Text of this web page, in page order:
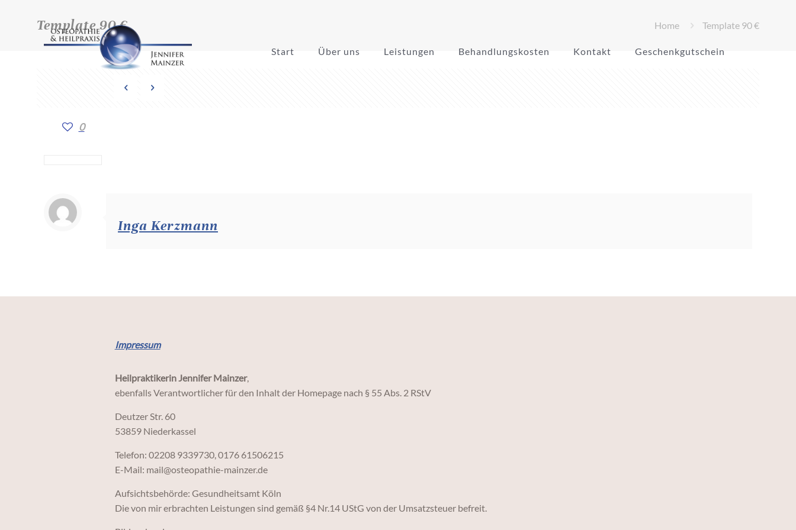
Start Über uns Leistungen Behandlungskosten Kontakt Geschenkgutschein
Template 90 € Home Template 90 €
0
Inga Kerzmann
Impressum
Heilpraktikerin Jennifer Mainzer,
ebenfalls Verantwortlicher für den Inhalt der Homepage nach § 55 Abs. 2 RStV
Deutzer Str. 60
53859 Niederkassel
Telefon: 02208 9339730, 0176 61506215
E-Mail: mail@osteopathie-mainzer.de
Aufsichtsbehörde: Gesundheitsamt Köln
Die von mir erbrachten Leistungen sind gemäß §4 Nr.14 UStG von der Umsatzsteuer befreit.